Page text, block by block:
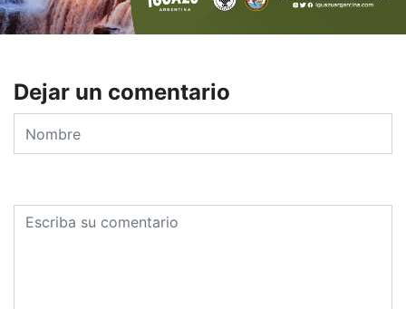
Dejar un comentario